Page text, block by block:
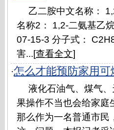
乙二胺中文名称：
名称2： 1,2-二氨基乙
07-15-3 分子式：
害...[查看全文]
·怎么才能预防家用可
液化石油气、煤气
果操作不当也会给家庭
那么作为一名普通市民